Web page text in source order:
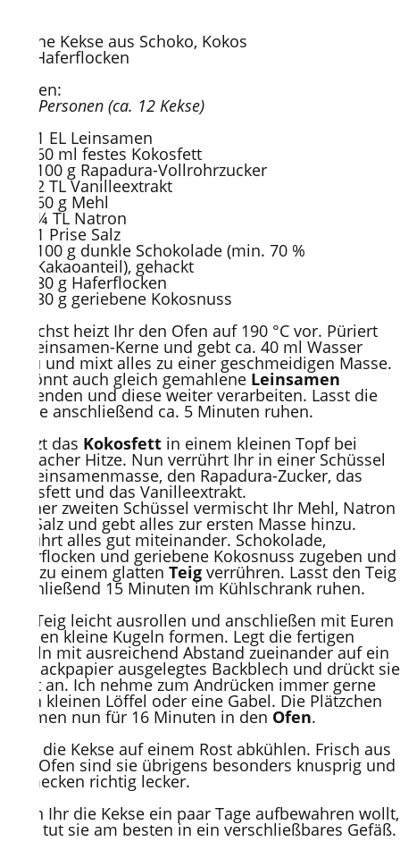
Vegane Kekse aus Schoko, Kokos
und Haferflocken
Zutaten:
für 4 Personen (ca. 12 Kekse)
1 EL Leinsamen
60 ml festes Kokosfett
100 g Rapadura-Vollrohrzucker
2 TL Vanilleextrakt
60 g Mehl
¼ TL Natron
1 Prise Salz
100 g dunkle Schokolade (min. 70 %
Kakaoanteil), gehackt
80 g Haferflocken
30 g geriebene Kokosnuss
Zunächst heizt Ihr den Ofen auf 190 °C vor. Püriert
die Leinsamen-Kerne und gebt ca. 40 ml Wasser
hinzu und mixt alles zu einer geschmeidigen Masse.
Ihr könnt auch gleich gemahlene Leinsamen
verwenden und diese weiter verarbeiten. Lasst die
Masse anschließend ca. 5 Minuten ruhen.
Erhitzt das Kokosfett in einem kleinen Topf bei
schwacher Hitze. Nun verrührt Ihr in einer Schüssel
die Leinsamenmasse, den Rapadura-Zucker, das
Kokosfett und das Vanilleextrakt.
In einer zweiten Schüssel vermischt Ihr Mehl, Natron
und Salz und gebt alles zur ersten Masse hinzu.
Verrührt alles gut miteinander. Schokolade,
Haferflocken und geriebene Kokosnuss zugeben und
alles zu einem glatten Teig verrühren. Lasst den Teig
anschließend 15 Minuten im Kühlschrank ruhen.
Den Teig leicht ausrollen und anschließen mit Euren
Händen kleine Kugeln formen. Legt die fertigen
Kugeln mit ausreichend Abstand zueinander auf ein
mit Backpapier ausgelegtes Backblech und drückt sie
leicht an. Ich nehme zum Andrücken immer gerne
einen kleinen Löffel oder eine Gabel. Die Plätzchen
kommen nun für 16 Minuten in den Ofen.
Lasst die Kekse auf einem Rost abkühlen. Frisch aus
dem Ofen sind sie übrigens besonders knusprig und
schmecken richtig lecker.
Wenn Ihr die Kekse ein paar Tage aufbewahren wollt,
dann tut sie am besten in ein verschließbares Gefäß.